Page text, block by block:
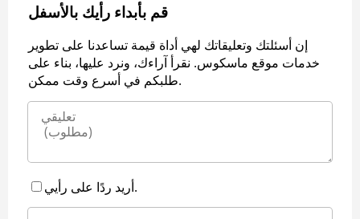
قم بأبداء رأيك بالأسفل
إن أسئلتك وتعليقاتك لهي أداة قيمة تساعدنا على تطوير
خدمات موقع ماسكوس. نقرأ آراءك، ونرد عليها، بناء على
طلبكم في أسرع وقت ممكن.
أريد ردًا على رأيي.